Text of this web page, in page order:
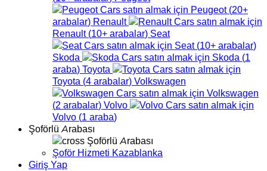
Peugeot (20+
arabalar) Renault
Renault (10+ arabalar) Seat
Seat (10+ arabalar)
Skoda
Skoda (1
araba) Toyota
Toyota (4 arabalar) Volkswagen
Volkswagen
(2 arabalar) Volvo
Volvo (1 araba)
Şoförlü Arabası
Şoförlü Arabası
Şoför Hizmeti Kazablanka
Giriş Yap